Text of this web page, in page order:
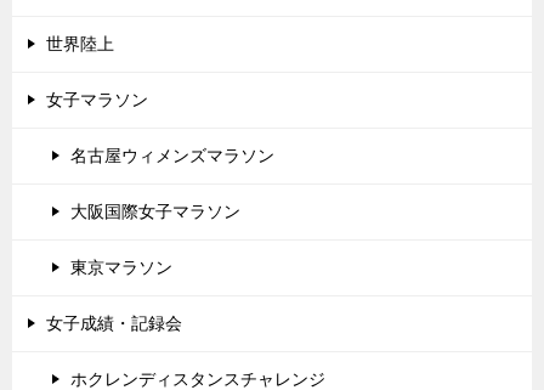
世界陸上
女子マラソン
名古屋ウィメンズマラソン
大阪国際女子マラソン
東京マラソン
女子成績・記録会
ホクレンディスタンスチャレンジ